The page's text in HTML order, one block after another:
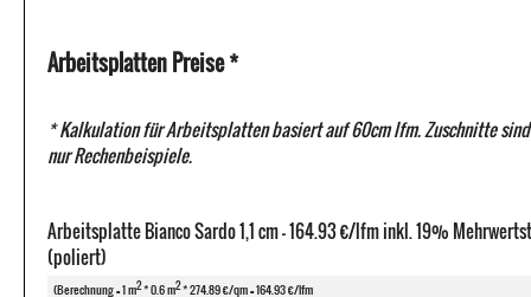
Arbeitsplatten Preise *
* Kalkulation für Arbeitsplatten basiert auf 60cm lfm. Zuschnitte
nur Rechenbeispiele.
Arbeitsplatte Bianco Sardo 1,1 cm - 164.93 €/lfm inkl. 19%
(poliert)
(Berechnung = 1 m2* 0.6 m2* 274.89 €/qm = 164.93 €/lfm